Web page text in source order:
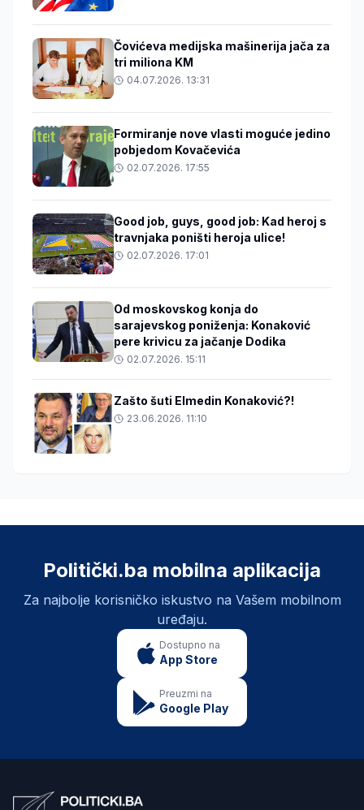
Čovićeva medijska mašinerija jača za
tri miliona KM
04.07.2026. 13:31
Formiranje nove vlasti moguće jedino
pobjedom Kovačevića
02.07.2026. 17:55
Good job, guys, good job: Kad heroj s
travnjaka poništi heroja ulice!
02.07.2026. 17:01
Od moskovskog konja do
sarajevskog poniženja: Konaković
pere krivicu za jačanje Dodika
02.07.2026. 15:11
Zašto šuti Elmedin Konaković?!
23.06.2026. 11:10
Politički.ba mobilna aplikacija
Za najbolje korisničko iskustvo na Vašem mobilnom
uređaju.
Dostupno na
App Store
Preuzmi na
Google Play